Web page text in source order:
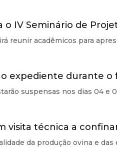
o IV Seminário de
reunir acadêmicos para
expediente durante o
suspensas nos dias 04 e
visita técnica a
da produção ovina e